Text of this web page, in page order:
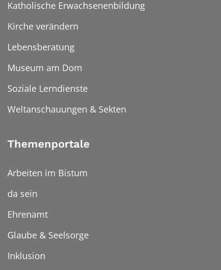
Katholische Erwachsenenbildung
Kirche verändern
Lebensberatung
Museum am Dom
Soziale Lerndienste
Weltanschauungen & Sekten
Themenportale
Arbeiten im Bistum
da sein
Ehrenamt
Glaube & Seelsorge
Inklusion